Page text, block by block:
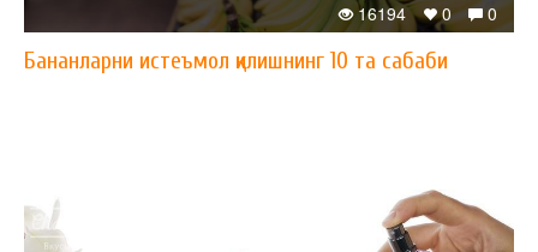
0
0
16194
Бананларни истеъмол қилишнинг 10 та сабаби